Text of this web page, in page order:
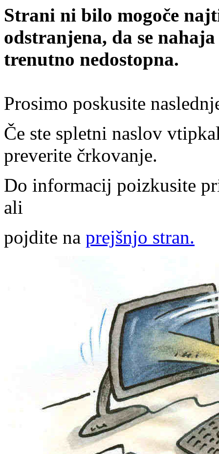
Strani ni bilo mogoče
odstranjena, da se
trenutno nedostopna.
Prosimo poskusite
Če ste spletni naslov
preverite črkovanje.
Do informacij poizkusite
ali
pojdite na prejšnjo stran.